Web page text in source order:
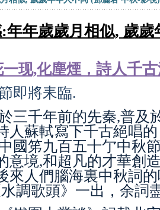
年年歲歲月相似, 歲
一现,化塵煙， 詩人千古
即將耒臨.
三千年前的先秦,普及
人蘇軾寫下千古絕唱的
國笫九百五十亇中秋
意境,和超凡的才華創
來人們腦海裏中秋詞
調歌頭》 一出，余詞